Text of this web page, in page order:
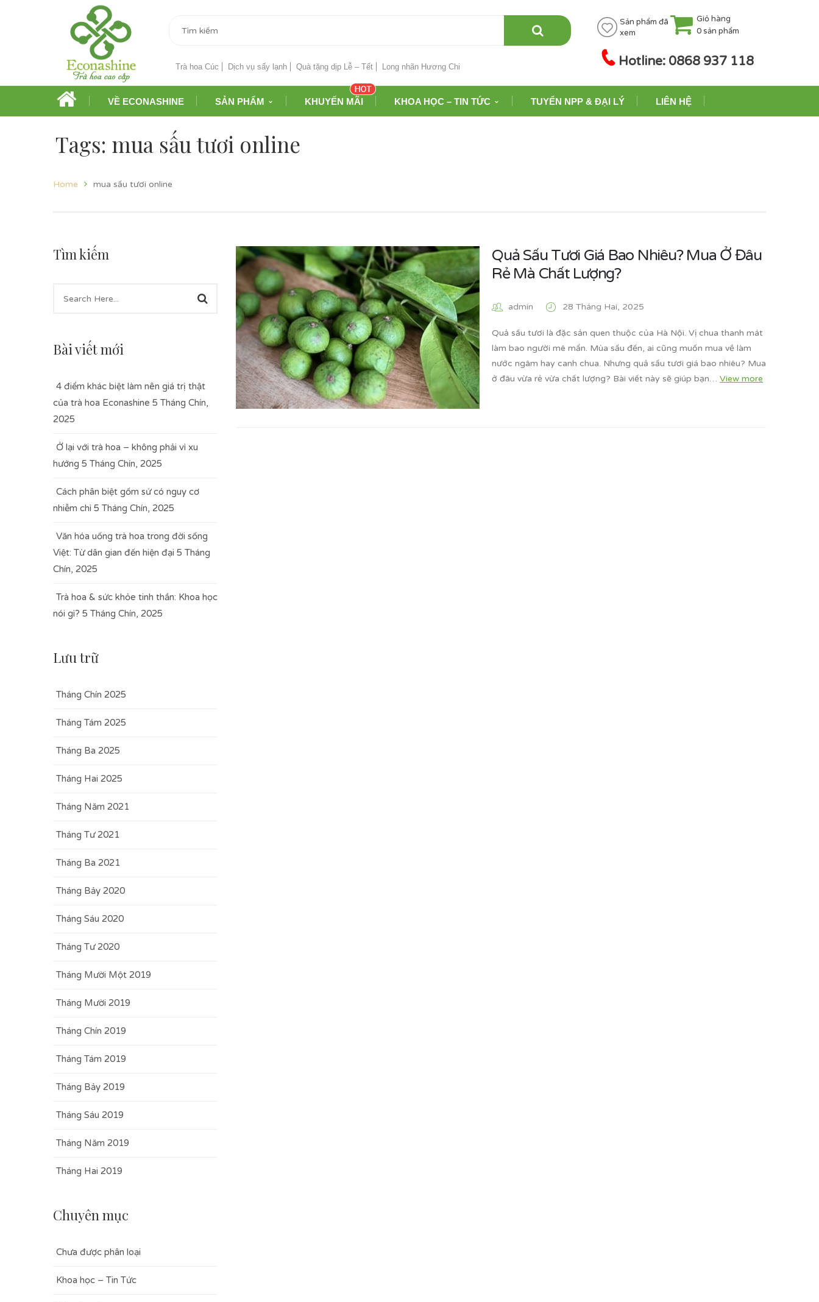
Trà hoa Cúc Dịch vụ sấy lạnh Quà tặng dịp Lễ – Tết Long nhãn Hương Chi
Sản phẩm đã
xem
Giỏ hàng
0 sản phẩm
Hotline: 0868 937 118
VỀ ECONASHINE SẢN PHẨM KHUYẾN MÃI KHOA HỌC – TIN TỨC TUYỂN NPP & ĐẠI LÝ LIÊN HỆ
Tags: mua sấu tươi online
Home mua sấu tươi online
Tìm kiếm
Bài viết mới
4 điểm khác biệt làm nên giá trị thật
của trà hoa Econashine 5 Tháng Chín,
2025
Ở lại với trà hoa – không phải vì xu
hướng 5 Tháng Chín, 2025
Cách phân biệt gốm sứ có nguy cơ
nhiễm chì 5 Tháng Chín, 2025
Văn hóa uống trà hoa trong đời sống
Việt: Từ dân gian đến hiện đại 5 Tháng
Chín, 2025
Trà hoa & sức khỏe tinh thần: Khoa học
nói gì? 5 Tháng Chín, 2025
Lưu trữ
Tháng Chín 2025
Tháng Tám 2025
Tháng Ba 2025
Tháng Hai 2025
Tháng Năm 2021
Tháng Tư 2021
Tháng Ba 2021
Tháng Bảy 2020
Tháng Sáu 2020
Tháng Tư 2020
Tháng Mười Một 2019
Tháng Mười 2019
Tháng Chín 2019
Tháng Tám 2019
Tháng Bảy 2019
Tháng Sáu 2019
Tháng Năm 2019
Tháng Hai 2019
Chuyên mục
Chưa được phân loại
Khoa học – Tin Tức
Quả Sấu Tươi Giá Bao Nhiêu? Mua Ở Đâu
Rẻ Mà Chất Lượng?
admin 28 Tháng Hai, 2025
Quả sấu tươi là đặc sản quen thuộc của Hà Nội. Vị chua thanh mát
làm bao người mê mẩn. Mùa sấu đến, ai cũng muốn mua về làm
nước ngâm hay canh chua. Nhưng quả sấu tươi giá bao nhiêu? Mua
ở đâu vừa rẻ vừa chất lượng? Bài viết này sẽ giúp bạn… View more